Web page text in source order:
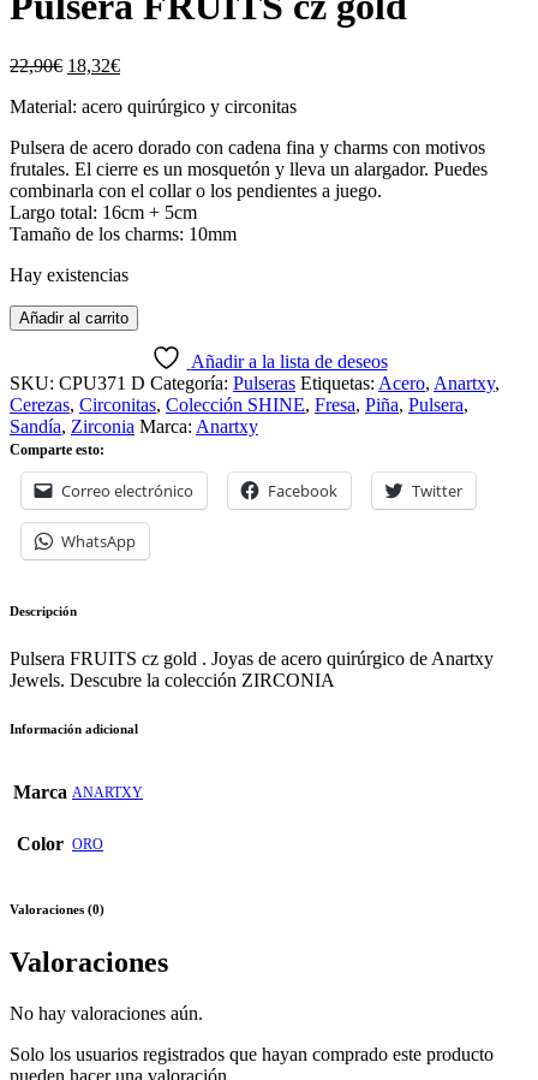
22,90€ El
original
22,90€.
18,32€El
actual
18,32€.
Material: acero quirúrgico y circonitas
Pulsera de acero dorado con cadena fina y charms con motivos
frutales. El cierre es un mosquetón y lleva un alargador. Puedes
combinarla con el collar o los pendientes a juego.
Largo total: 16cm + 5cm
Tamaño de los charms: 10mm
Hay existencias
Añadir al carrito
Añadir a la lista de deseos
SKU: CPU371 D Categoría: Pulseras Etiquetas: Acero, Anartxy,
Cerezas, Circonitas, Colección SHINE, Fresa, Piña, Pulsera,
Sandía, Zirconia Marca: Anartxy
Comparte esto:
Correo electrónico Facebook Twitter
WhatsApp
Descripción
Pulsera FRUITS cz gold . Joyas de acero quirúrgico de Anartxy
Jewels. Descubre la colección ZIRCONIA
Información adicional
Marca ANARTXY
Color ORO
Valoraciones (0)
Valoraciones
No hay valoraciones aún.
Solo los usuarios registrados que hayan comprado este producto
pueden hacer una valoración.